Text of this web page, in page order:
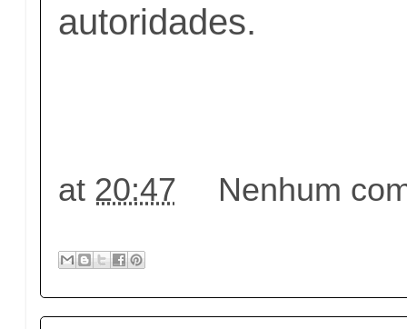
autoridades.
at 20:47 Nenhum